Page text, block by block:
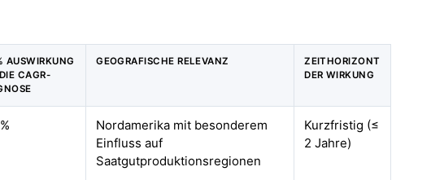
AUSWIRKUNG
CAGR-
GEOGRAFISCHE RELEVANZ
ZEITHORIZONT
DER WIRKUNG
Nordamerika mit besonderem
Einfluss auf
Saatgutproduktionsregionen
Kurzfristig (≤
2 Jahre)